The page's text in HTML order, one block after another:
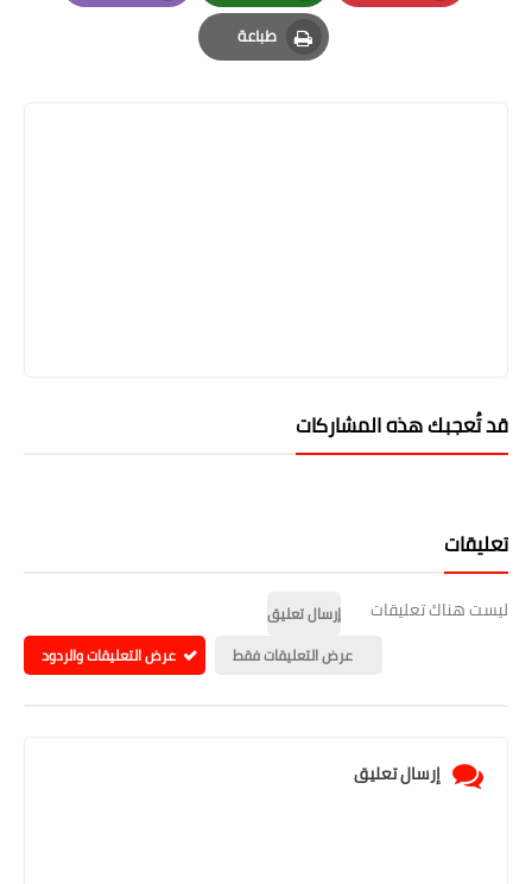
Pinterest
Whatsapp
Email
طباعة
Print
قد تُعجبك هذه المشاركات
تعليقات
ليست هناك تعليقات
إرسال تعليق
عرض التعليقات فقط
عرض التعليقات والردود
إرسال تعليق